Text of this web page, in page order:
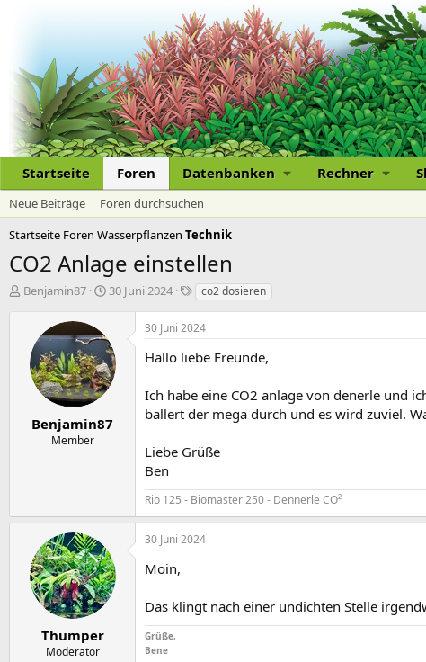
Startseite Foren Datenbanken Rechner
Neue Beiträge
Foren durchsuchen
Startseite Foren Wasserpflanzen Technik
CO2 Anlage einstellen
E
Benjamin87
E
t
e
l
l
a
30 Juni 2024
S
h
l
a
o
r
e
co2 dosieren
Benjamin87
Member
30 Juni 2024
Hallo liebe Freunde,
Ich habe eine CO2 anlage von denerle und
ballert der mega durch und es wird zuviel.
Liebe Grüße
Ben
Rio 125 - Biomaster 250 - Dennerle CO²
Thumper
Moderator
30 Juni 2024
Moin,
Das klingt nach einer undichten Stelle
Grüße,
Bene